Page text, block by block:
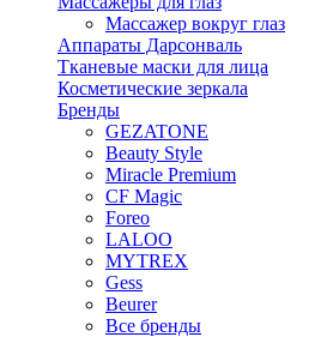
Массажер вокруг глаз
Аппараты Дарсонваль
Тканевые маски для лица
Косметические зеркала
Бренды
GEZATONE
Beauty Style
Miracle Premium
CF Magic
Foreo
LALOO
MYTREX
Gess
Beurer
Все бренды